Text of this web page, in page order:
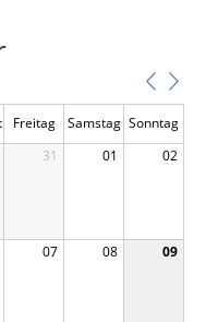
Freitag Samstag Sonntag
31 01 02
07 08 09